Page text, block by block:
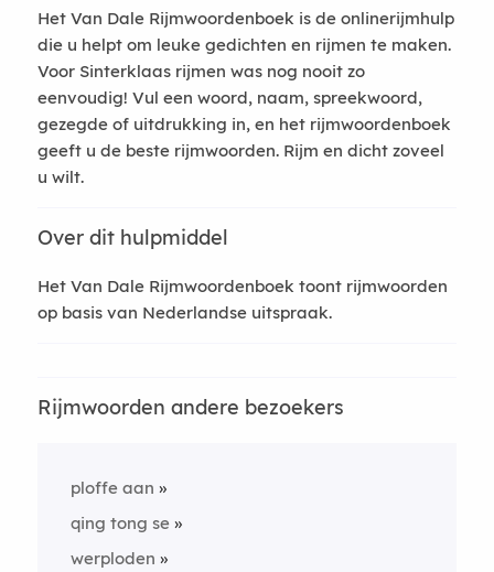
Het Van Dale Rijmwoordenboek is de onlinerijmhulp
die u helpt om leuke gedichten en rijmen te maken.
Voor Sinterklaas rijmen was nog nooit zo
eenvoudig! Vul een woord, naam, spreekwoord,
gezegde of uitdrukking in, en het rijmwoordenboek
geeft u de beste rijmwoorden. Rijm en dicht zoveel
u wilt.
Over dit hulpmiddel
Het Van Dale Rijmwoordenboek toont rijmwoorden
op basis van Nederlandse uitspraak.
Rijmwoorden andere bezoekers
ploffe aan
qing tong se
werploden